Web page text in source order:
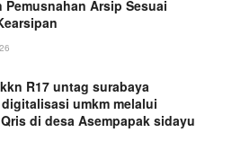
Pemusnahan Arsip Sesuai
R17 untag surabaya
umkm melalui
di desa Asempapak sidayu